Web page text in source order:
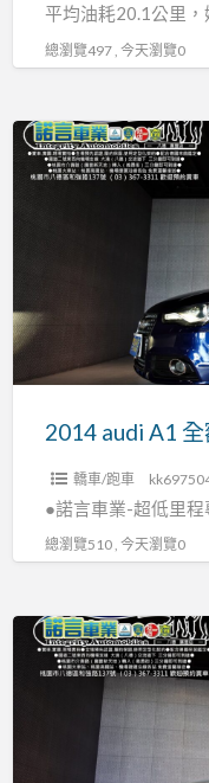
平均油耗20.1公里
總瀏覽497 , 今天瀏覽0
2014
audi
款
0
頭
2014 audi A1
轎車/跑車
●諾言車業-超低里
總瀏覽510 , 今天瀏覽0
2011